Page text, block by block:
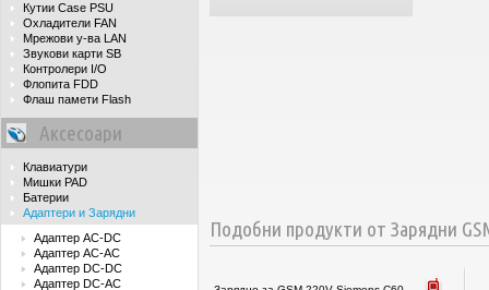
Кутии Case PSU
Охладители FAN
Мрежови у-ва LAN
Звукови карти SB
Контролери I/O
Флопита FDD
Флаш памети Flash
Аксесоари
Клавиатури
Мишки PAD
Батерии
Адаптери и Зарядни
Адаптер AC-DC
Адаптер AC-AC
Адаптер DC-DC
Адаптер DC-AC
Подобни продукти от Зарядни